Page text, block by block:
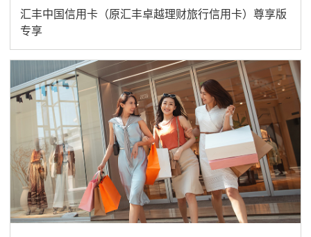
This
link
will
open
in
a
new
window
汇丰中国信用卡（原汇丰卓越理财旅行信用卡）尊享版
专享